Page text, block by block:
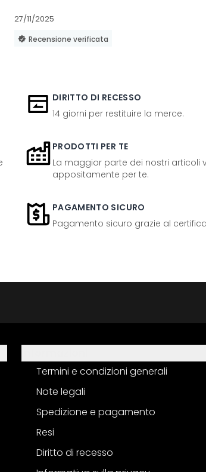
27/11/2025
Recensione verificata
DIRITTO DI RECESSO
14 giorni per restituire la merce.
PRODOTTI PER TE
La maggior parte dei nostri
appositamente per te.
PAGAMENTO SICURO
Pagamento sicuro grazie al
Termini e condizioni generali
Note legali
Spedizione e pagamento
Resi
Diritto di recesso